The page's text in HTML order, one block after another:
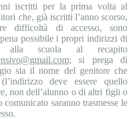
iscritti per la prima volta al
che, già iscritti l’anno scorso,
difficoltà di accesso, sono
possibile i propri indirizzi di
alla scuola al recapito
; si prega di
sia il nome del genitore che
deve essere quello
non dell’alunno o di altri figli o
saranno trasmesse le